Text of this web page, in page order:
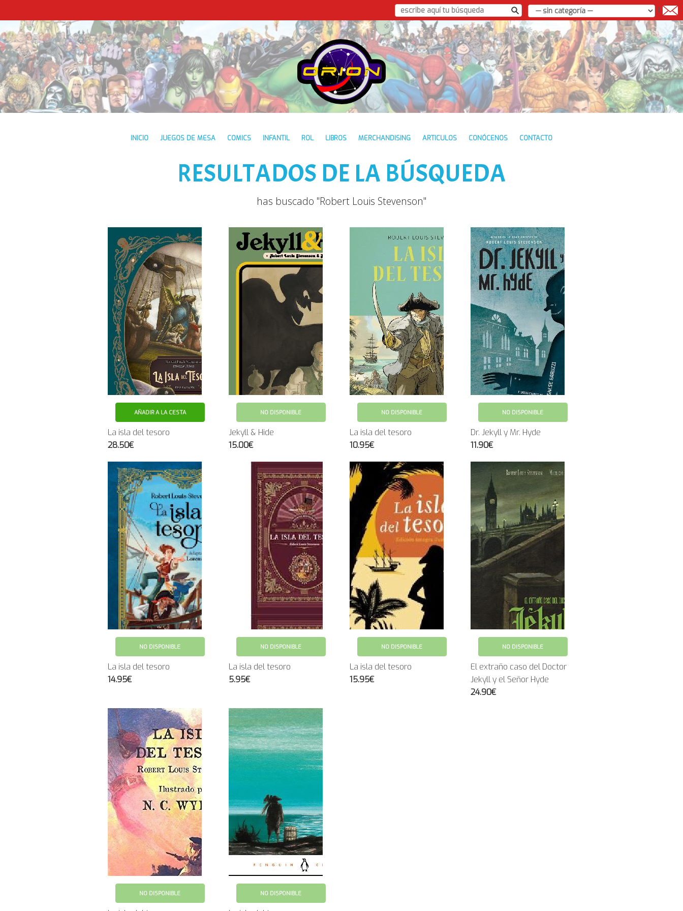
|
INICIO JUEGOS DE MESA COMICS INFANTIL ROL LIBROS MERCHANDISING ARTICULOS CONÓCENOS CONTACTO
RESULTADOS DE LA BÚSQUEDA
has buscado "Robert Louis Stevenson"
AÑADIR A LA CESTA
La isla del tesoro
28.50€
NO DISPONIBLE
Jekyll & Hide
15.00€
NO DISPONIBLE
La isla del tesoro
10.95€
NO DISPONIBLE
Dr. Jekyll y Mr. Hyde
11.90€
NO DISPONIBLE
La isla del tesoro
14.95€
NO DISPONIBLE
La isla del tesoro
5.95€
NO DISPONIBLE
La isla del tesoro
15.95€
NO DISPONIBLE
El extraño caso del Doctor
Jekyll y el Señor Hyde
24.90€
NO DISPONIBLE NO DISPONIBLE